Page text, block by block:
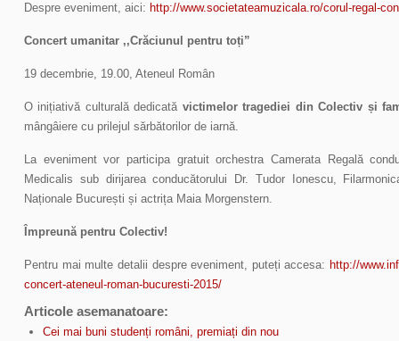
Despre eveniment, aici: http://www.societateamuzicala.ro/corul-regal-
Concert umanitar ,,Crăciunul pentru toți”
19 decembrie, 19.00, Ateneul Român
O inițiativă culturală dedicată victimelor tragediei din Colectiv și
mângâiere cu prilejul sărbătorilor de iarnă.
La eveniment vor participa gratuit orchestra Camerata Regală
Medicalis sub dirijarea conducătorului Dr. Tudor Ionescu,
Naționale București și actrița Maia Morgenstern.
Împreună pentru Colectiv!
Pentru mai multe detalii despre eveniment, puteți accesa: http://
concert-ateneul-roman-bucuresti-2015/
Articole asemanatoare:
Cei mai buni studenți români, premiați din nou